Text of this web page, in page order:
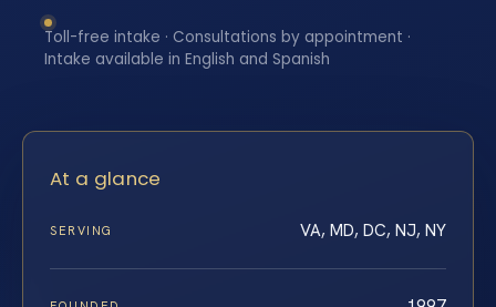
Toll-free intake · Consultations by appointment ·
Intake available in English and Spanish
At a glance
SERVING VA, MD, DC, NJ, NY